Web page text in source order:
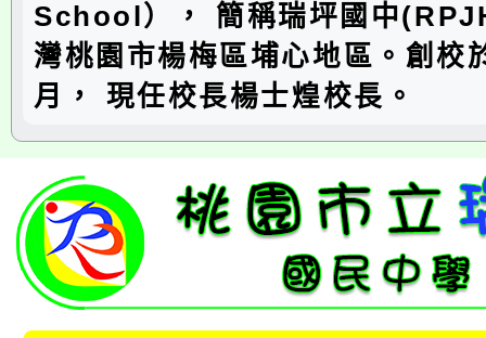
School）， 簡稱瑞坪國中
灣桃園市楊梅區埔心地區。創校
月， 現任校長楊士煌校長。